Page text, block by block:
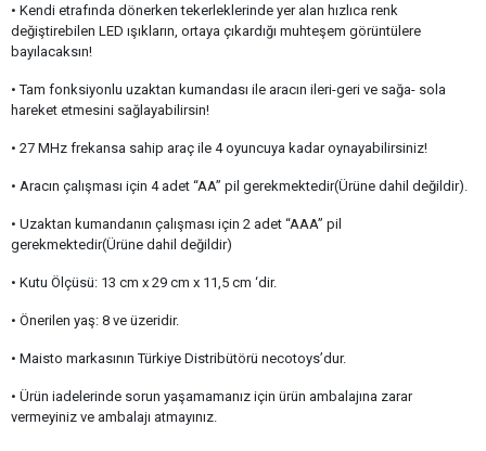
• Kendi etrafında dönerken tekerleklerinde yer alan hızlıca renk
değiştirebilen LED ışıkların, ortaya çıkardığı muhteşem görüntülere
bayılacaksın!
• Tam fonksiyonlu uzaktan kumandası ile aracın ileri-geri ve sağa- sola
hareket etmesini sağlayabilirsin!
• 27 MHz frekansa sahip araç ile 4 oyuncuya kadar oynayabilirsiniz!
• Aracın çalışması için 4 adet “AA” pil gerekmektedir(Ürüne dahil değildir).
• Uzaktan kumandanın çalışması için 2 adet “AAA” pil
gerekmektedir(Ürüne dahil değildir)
• Kutu Ölçüsü: 13 cm x 29 cm x 11,5 cm ‘dir.
• Önerilen yaş: 8 ve üzeridir.
• Maisto markasının Türkiye Distribütörü necotoys’dur.
• Ürün iadelerinde sorun yaşamamanız için ürün ambalajına zarar
vermeyiniz ve ambalajı atmayınız.